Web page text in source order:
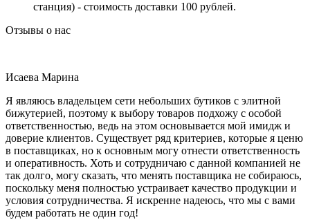
станция) - стоимость доставки 100 рублей.
Отзывы о нас
Исаева Марина
Я являюсь владельцем сети небольших бутиков с элитной
бижутерией, поэтому к выбору товаров подхожу с особой
ответственностью, ведь на этом основывается мой имидж и
доверие клиентов. Существует ряд критериев, которые я ценю
в поставщиках, но к основным могу отнести ответственность
и оперативность. Хоть и сотрудничаю с данной компанией не
так долго, могу сказать, что менять поставщика не собираюсь,
поскольку меня полностью устраивает качество продукции и
условия сотрудничества. Я искренне надеюсь, что мы с вами
будем работать не один год!